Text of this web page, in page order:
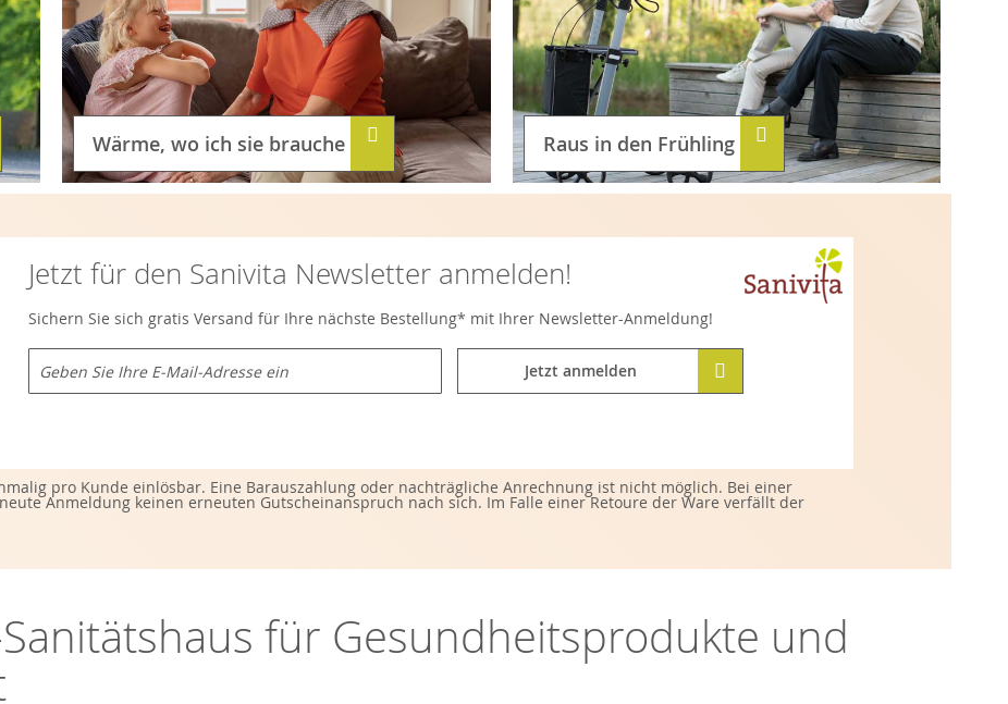
Wärme, wo ich sie brauche Raus in den Frühling
Jetzt für den Sanivita Newsletter anmelden!
Sichern Sie sich gratis Versand für Ihre nächste Bestellung* mit Ihrer Newsletter-Anmeldung!
M
d
e
s
i
ü
s
e
r
Jetzt anmelden
pro Kunde einlösbar. Eine Barauszahlung oder nachträgliche Anrechnung ist nicht möglich. Bei einer
Anmeldung keinen erneuten Gutscheinanspruch nach sich. Im Falle einer Retoure der Ware verfällt der
für Gesundheitsprodukte und